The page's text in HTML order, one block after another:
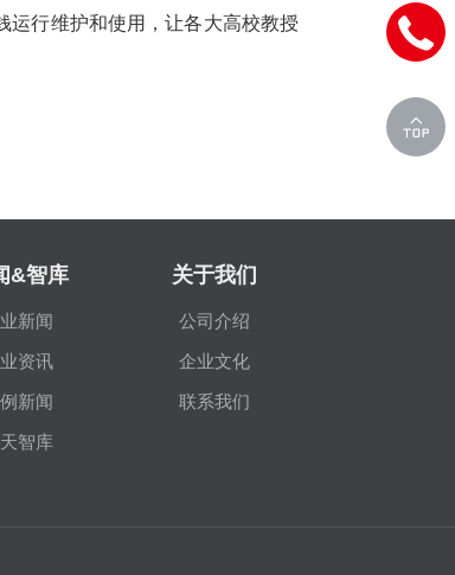
运行维护和使用，让各大高校教授
&智库
新闻
资讯
新闻
智库
关于我们
公司介绍
企业文化
联系我们